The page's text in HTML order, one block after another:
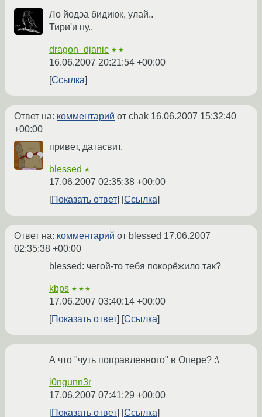
Ло йодэа бидиюк, улай..
Тири'и ну..
dragon_djanic ★★
16.06.2007 20:21:54 +00:00
Ссылка
Ответ на: комментарий от chak 16.06.2007 15:32:40
+00:00
привет, датасвит.
blessed ★
17.06.2007 02:35:38 +00:00
Показать ответ
Ссылка
Ответ на: комментарий от blessed 17.06.2007
02:35:38 +00:00
blessed: чегой-то тебя покорёжило так?
kbps ★★★
17.06.2007 03:40:14 +00:00
Показать ответ
Ссылка
А что "чуть поправленного" в Опере? :\
i0ngunn3r
17.06.2007 07:41:29 +00:00
Показать ответ
Ссылка